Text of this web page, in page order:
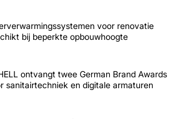
voor renovatie
bij beperkte opbouwhoogte
ontvangt twee German Brand Awards
sanitairtechniek en digitale armaturen